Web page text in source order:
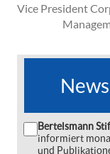
Vice President
Bertelsmann
informiert
und